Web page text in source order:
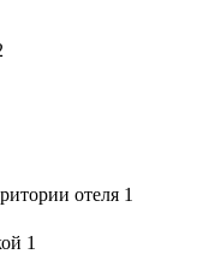
отеля 1
1